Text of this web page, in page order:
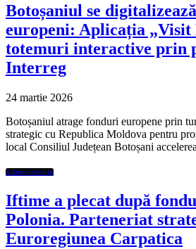
Botoșaniul se
europeni: Aplicația „Visit
totemuri interactive prin
Interreg
24 martie 2026
Botoșaniul atrage fonduri europene prin
strategic cu Republica Moldova pentru
local Consiliul Județean Botoșani
Administratie
Iftime a plecat după
Polonia. Parteneriat
Euroregiunea Carpatica